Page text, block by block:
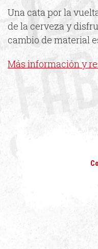
Una cata por la
de la cerveza y
cambio de material
Más información y